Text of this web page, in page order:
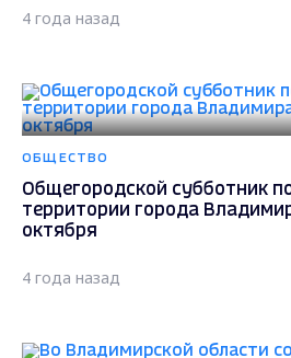
4 года назад
ОБЩЕСТВО
Общегородской субботник
территории города
октября
4 года назад